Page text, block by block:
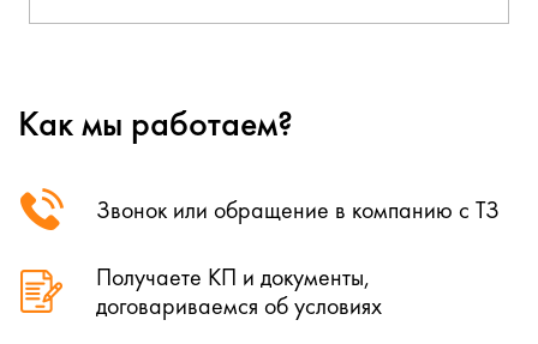
Как мы работаем?
Звонок или обращение в компанию с ТЗ
Получаете КП и документы,
договариваемся об условиях